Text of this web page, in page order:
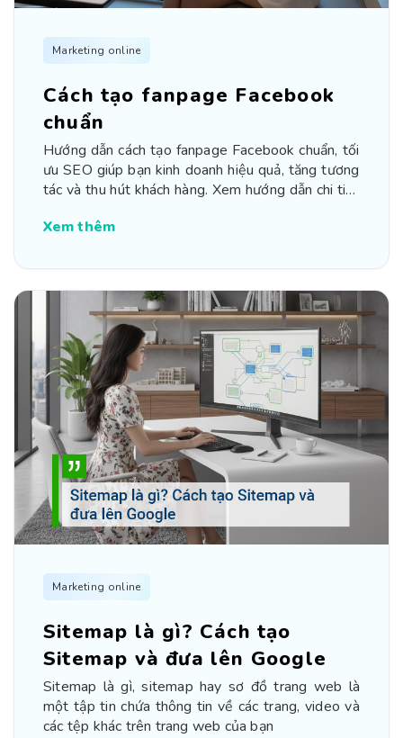
Marketing online
Cách tạo fanpage Facebook
chuẩn
Hướng dẫn cách tạo fanpage Facebook chuẩn, tối
ưu SEO giúp bạn kinh doanh hiệu quả, tăng tương
tác và thu hút khách hàng. Xem hướng dẫn chi tiết
Xem thêm
Marketing online
Sitemap là gì? Cách tạo
Sitemap và đưa lên Google
Sitemap là gì, sitemap hay sơ đồ trang web là
một tập tin chứa thông tin về các trang, video và
các tệp khác trên trang web của bạn